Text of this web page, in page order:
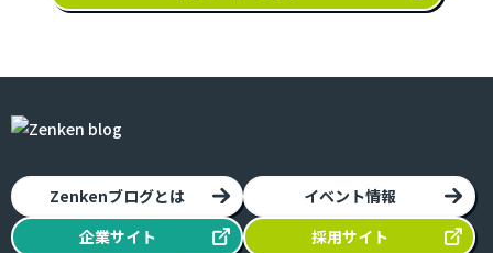
Zenkenブログとは
イベント情報
企業サイト 採用サイト